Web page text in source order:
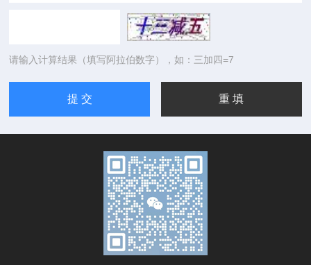
请输入计算结果（填写阿拉伯数字），如：三加四=7